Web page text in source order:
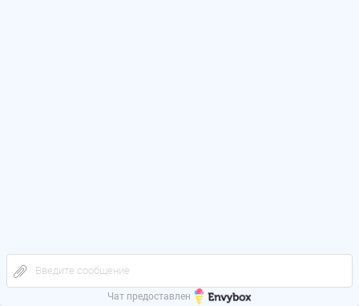
Введите сообщение
Чат предоставлен